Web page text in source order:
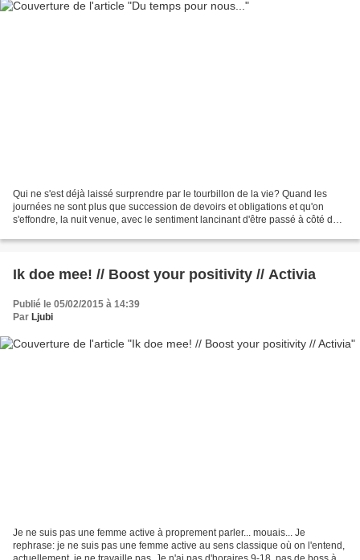
Qui ne s'est déjà laissé surprendre par le tourbillon de la vie? Quand les
journées ne sont plus que succession de devoirs et obligations et qu'on
s'effondre, la nuit venue, avec le sentiment lancinant d'être passé à côté de
Ik doe mee! // Boost your positivity // Activia
Publié le 05/02/2015 à 14:39
Par Ljubi
Je ne suis pas une femme active à proprement parler... mouais... Je
rephrase: je ne suis pas une femme active au sens classique où on l'entend,